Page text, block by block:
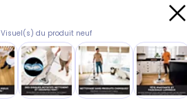
Visuel(s) du produit neuf